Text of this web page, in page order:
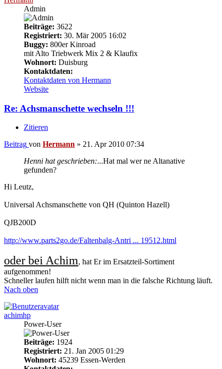
Admin
Beiträge: 3622
Registriert: 30. Mär 2005 16:02
Buggy: 800er Kinroad
mit Alto Triebwerk Mix 2 & Klaufix
Wohnort: Duisburg
Kontaktdaten:
Kontaktdaten von Hermann
Website
Re: Achsmanschette wechseln !!!
Zitieren
Beitrag von Hermann » 21. Apr 2010 07:34
Henni hat geschrieben:...Hat mal wer ne Altanative
gefunden?
Hi Leutz,
Universal Achsmanschette von QH (Quinton Hazell)
QJB200D
http://www.parts2go.de/Faltenbalg-Antri ... 19512.html
oder bei Achim, hat Er im Ersatzteil-Sortiment
aufgenommen!
Schneller laufen hilft nicht wenn man in die falsche Richtung läuft.
Nach oben
achimhp
Power-User
Beiträge: 1924
Registriert: 21. Jan 2005 01:29
Wohnort: 45239 Essen-Werden